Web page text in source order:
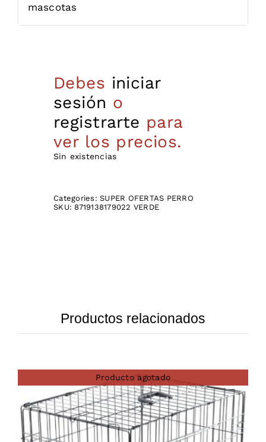
mascotas
Debes iniciar
sesión o
registrarte para
ver los precios.
Sin existencias
Categories:SUPER OFERTAS PERRO
SKU: 8719138179022 VERDE
Productos relacionados
Producto agotado